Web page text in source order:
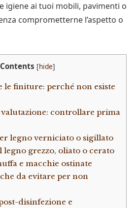
igiene ai tuoi mobili, pavimenti o
comprometterne l’aspetto o
Contents [hide]
le finiture: perché non esiste
valutazione: controllare prima
legno verniciato o sigillato
legno grezzo, oliato o cerato
e macchie ostinate
da evitare per non
disinfezione e